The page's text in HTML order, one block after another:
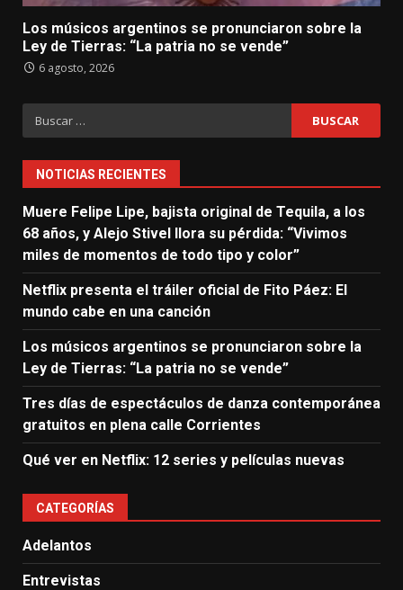
Los músicos argentinos se pronunciaron sobre la
Ley de Tierras: “La patria no se vende”
6 agosto, 2026
Buscar:
NOTICIAS RECIENTES
Muere Felipe Lipe, bajista original de Tequila, a los
68 años, y Alejo Stivel llora su pérdida: “Vivimos
miles de momentos de todo tipo y color”
Netflix presenta el tráiler oficial de Fito Páez: El
mundo cabe en una canción
Los músicos argentinos se pronunciaron sobre la
Ley de Tierras: “La patria no se vende”
Tres días de espectáculos de danza contemporánea
gratuitos en plena calle Corrientes
Qué ver en Netflix: 12 series y películas nuevas
CATEGORÍAS
Adelantos
Entrevistas